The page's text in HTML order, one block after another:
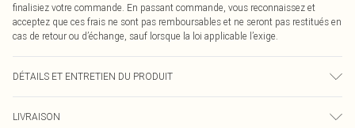
finalisiez votre commande. En passant commande, vous reconnaissez et
acceptez que ces frais ne sont pas remboursables et ne seront pas restitués en
cas de retour ou d’échange, sauf lorsque la loi applicable l’exige.
DÉTAILS ET ENTRETIEN DU PRODUIT
déteindre.
LIVRAISON